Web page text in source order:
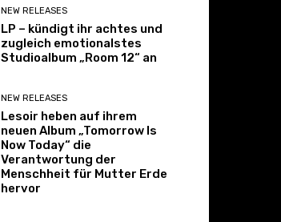
NEW RELEASES
LP – kündigt ihr achtes und
zugleich emotionalstes
Studioalbum „Room 12“ an
NEW RELEASES
Lesoir heben auf ihrem
neuen Album „Tomorrow Is
Now Today“ die
Verantwortung der
Menschheit für Mutter Erde
hervor